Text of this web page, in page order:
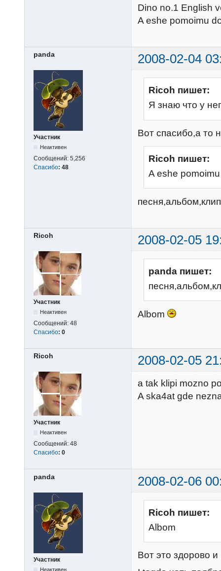
Dino no.1 English
A eshe pomoimu
panda 2008-02-04
Участник
Неактивен
Сообщений: 5,256
Спасибо: 48
Ricoh пишет:
Я знаю что у
Вот спасибо,а то
Ricoh пишет:
A eshe
Ricoh 2008-02-05
Участник
Неактивен
Сообщений: 48
Спасибо: 0
panda пишет:
Albom
Ricoh 2008-02-05
Участник
Неактивен
Сообщений: 48
Спасибо: 0
a tak klipi mozno
A ska4at gde
panda 2008-02-06
Участник
Неактивен
Ricoh пишет:
Albom
Вот это здорово